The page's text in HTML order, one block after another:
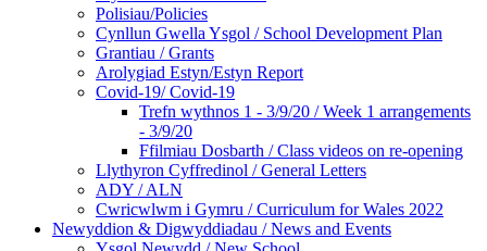
Polisiau/Policies
Cynllun Gwella Ysgol / School Development Plan
Grantiau / Grants
Arolygiad Estyn/Estyn Report
Covid-19/ Covid-19
Trefn wythnos 1 - 3/9/20 / Week 1 arrangements
- 3/9/20
Ffilmiau Dosbarth / Class videos on re-opening
Llythyron Cyffredinol / General Letters
ADY / ALN
Cwricwlwm i Gymru / Curriculum for Wales 2022
Newyddion & Digwyddiadau / News and Events